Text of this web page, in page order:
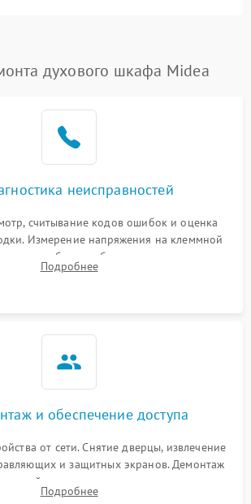
духового шкафа Midea
неисправностей
считывание кодов ошибок и оценка
Измерение напряжения на клеммной
жалоб на проблемы с нагревом,
управления или блокировкой дверцы.
Подробнее
и обеспечение доступа
от сети. Снятие дверцы, извлечение
и защитных экранов. Демонтаж
панели для прямого доступа к
элементам, плате и вентиляторам.
Подробнее